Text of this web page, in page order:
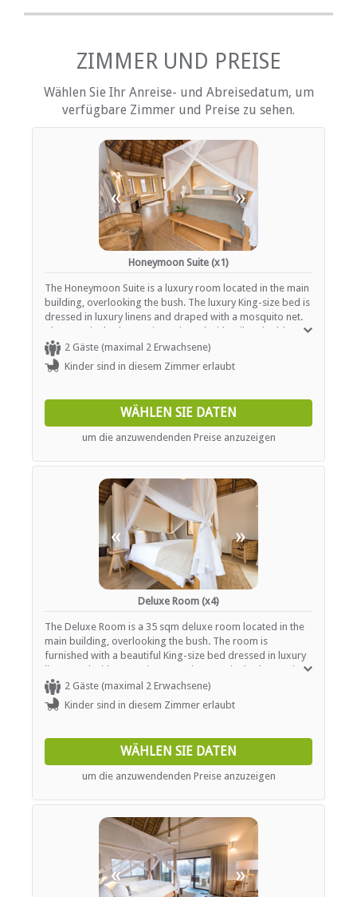
Zimmerreinigung (täglich)
Parkplatz (abseits der Straße)
Rauchen: Nicht drinnen
Schwimmbad
ESSEN UND TRINKEN
Braai / Grill (BBQ)
Restaurant / Esszimmer
INTERNET
Kostenloses Wi-Fi
ZIMMER UND PREISE
Wählen Sie Ihr Anreise- und Abreisedatum, um
verfügbare Zimmer und Preise zu sehen.
« »
Honeymoon Suite (x1)
The Honeymoon Suite is a luxury room located in the main
building, overlooking the bush. The luxury King-size bed is
dressed in luxury linens and draped with a mosquito net.
The en-suite bathroom is equipped with toilet, double
washbasin, shower, bath, outside shower and outside day
bed. This room is equipped with air-conditioning, private
safe, mini bar, Nespresso coffee and tea facility, walk in
2 Gäste (maximal 2 Erwachsene)
Kinder sind in diesem Zimmer erlaubt
WÄHLEN SIE DATEN
um die anzuwendenden Preise anzuzeigen
« »
Deluxe Room (x4)
The Deluxe Room is a 35 sqm deluxe room located in the
main building, overlooking the bush. The room is
furnished with a beautiful King-size bed dressed in luxury
linens and with mosquito nets. The en-suite bathroom is
equipped with toilet, washbasin, shower. Facilities include
air-conditioning, private safe, mini bar, coffee and tea
facility, private patio.
2 Gäste (maximal 2 Erwachsene)
Kinder sind in diesem Zimmer erlaubt
WÄHLEN SIE DATEN
um die anzuwendenden Preise anzuzeigen
« »